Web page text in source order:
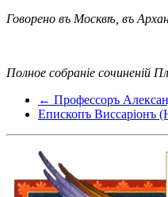
Говорено въ Москвѣ, въ
Полное собраніе
← Профессоръ
Епископъ Виссаріонъ